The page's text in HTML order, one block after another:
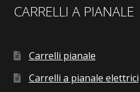
CARRELLI A PIANALE
Carrelli pianale
Carrelli a pianale elettrici